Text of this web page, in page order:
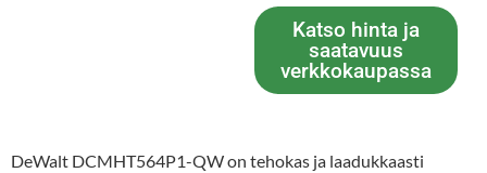
Katso hinta ja
saatavuus
verkkokaupassa
DeWalt DCMHT564P1-QW on tehokas ja laadukkaasti